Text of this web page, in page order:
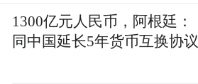
1300亿元人民币，阿根廷：
同中国延长5年货币互换协议